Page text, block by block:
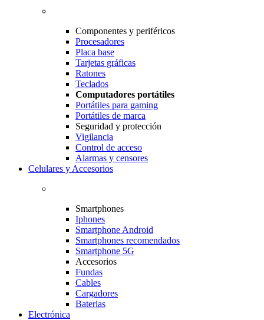
Componentes y periféricos
Procesadores
Placa base
Tarjetas gráficas
Ratones
Teclados
Computadores portátiles
Portátiles para gaming
Portátiles de marca
Seguridad y protección
Vigilancia
Control de acceso
Alarmas y censores
Celulares y Accesorios
Smartphones
Iphones
Smartphone Android
Smartphones recomendados
Smartphone 5G
Accesorios
Fundas
Cables
Cargadores
Baterias
Electrónica